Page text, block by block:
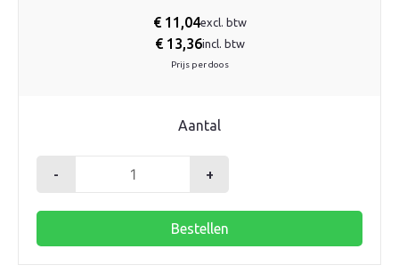
€11,04excl. btw
€13,36incl. btw
Prijs per doos
Aantal
-
Carrosseriering
M12
+
Bestellen